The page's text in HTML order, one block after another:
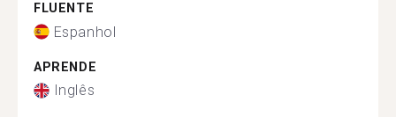
FLUENTE
Espanhol
APRENDE
Inglês